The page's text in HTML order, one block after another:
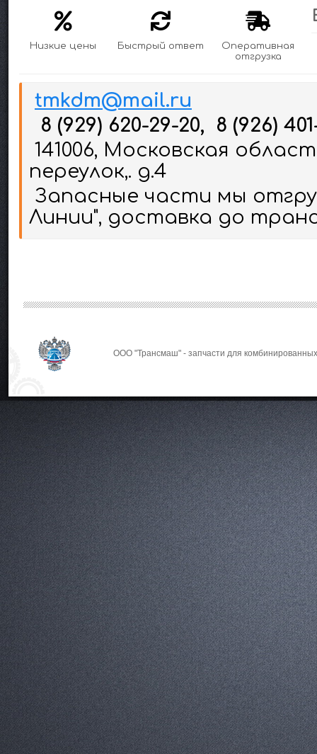
Низкие цены Быстрый ответ
Оперативная
отгрузка
tmkdm@mail.ru
8 (929) 620-29-20, 8 (926)
141006, Московская
переулок,. д.4
Запасные части мы
Линии", доставка до
ООО "Трансмаш" - запчасти для